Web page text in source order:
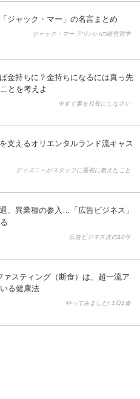
ジャック・マー」の名言まとめ
ジャック・マー アリババの経営哲学
金持ちに？金持ちになるには真っ先
とを考えよ
今すぐ妻を社長にしなさい
支えるオリエンタルランド流キャス
ディズニーがスタッフに最初に教えたこと
、異業種の参入…「広告ビジネス」
広告ビジネス次の10年
ァスティング（断食）は、超一流ア
る健康法
やってみました! 1日1食